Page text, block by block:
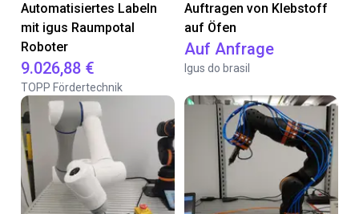
Automatisiertes Labeln
mit igus Raumpotal
Roboter
9.026,88 €
TOPP Fördertechnik
Auftragen von Klebstoff
auf Öfen
Auf Anfrage
Igus do brasil